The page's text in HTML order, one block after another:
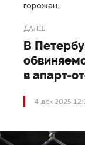
горожан.
ДАЛЕЕ
В
в апарт-
4 дек 2025